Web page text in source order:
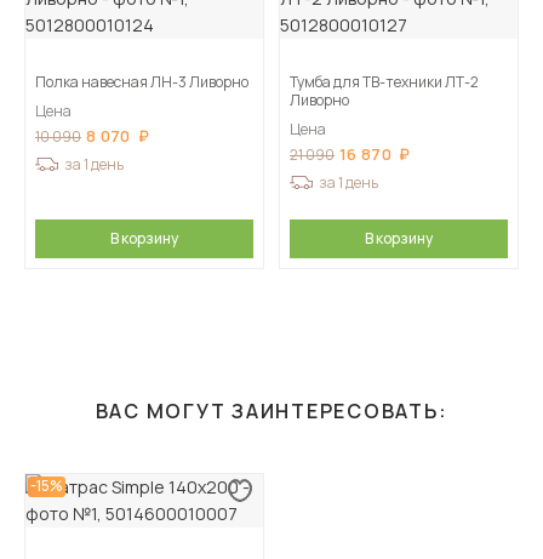
Полка навесная ЛН-3 Ливорно
Цена
10 090 8 070
за 1 день
В корзину
Тумба для ТВ-техники ЛТ-2
Ливорно
Цена
21 090 16 870
за 1 день
В корзину
ВАС МОГУТ ЗАИНТЕРЕСОВАТЬ:
-15%